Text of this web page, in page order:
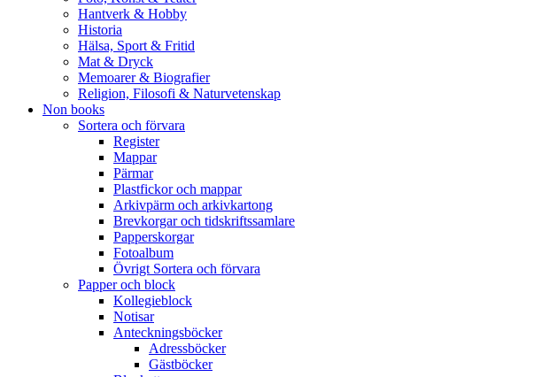
Hantverk & Hobby
Historia
Hälsa, Sport & Fritid
Mat & Dryck
Memoarer & Biografier
Religion, Filosofi & Naturvetenskap
Non books
Sortera och förvara
Register
Mappar
Pärmar
Plastfickor och mappar
Arkivpärm och arkivkartong
Brevkorgar och tidskriftssamlare
Papperskorgar
Fotoalbum
Övrigt Sortera och förvara
Papper och block
Kollegieblock
Notisar
Anteckningsböcker
Adressböcker
Gästböcker